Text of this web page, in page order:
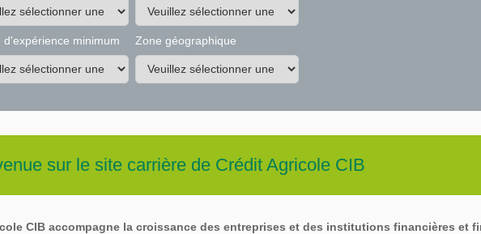
d'expérience minimum Zone géographique
sur le site carrière de Crédit Agricole CIB
CIB accompagne la croissance des entreprises et des institutions financières et